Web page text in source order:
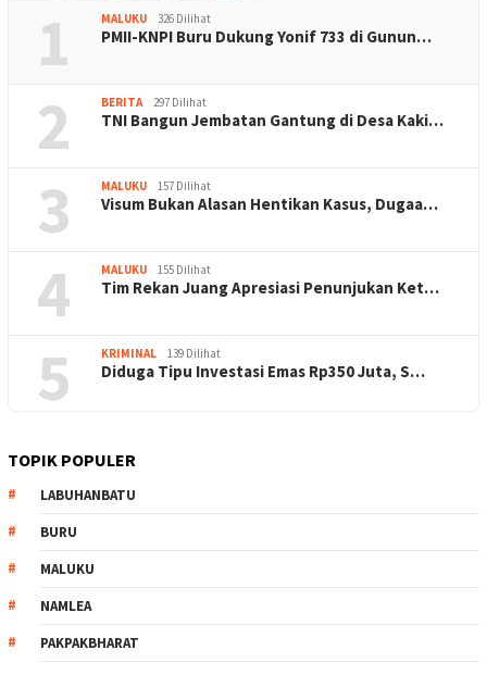
1 MALUKU 326 Dilihat
PMII-KNPI Buru Dukung Yonif 733 di Gunun…
2 BERITA 297 Dilihat
TNI Bangun Jembatan Gantung di Desa Kaki…
3 MALUKU 157 Dilihat
Visum Bukan Alasan Hentikan Kasus, Dugaa…
4 MALUKU 155 Dilihat
Tim Rekan Juang Apresiasi Penunjukan Ket…
5 KRIMINAL 139 Dilihat
Diduga Tipu Investasi Emas Rp350 Juta, S…
TOPIK POPULER
LABUHANBATU
BURU
MALUKU
NAMLEA
PAKPAKBHARAT